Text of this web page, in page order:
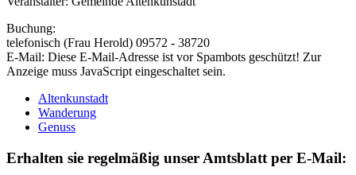
Buchung:
telefonisch (Frau Herold) 09572 - 38720
E-Mail: Diese E-Mail-Adresse ist vor Spambots geschützt! Zur
Anzeige muss JavaScript eingeschaltet sein.
Altenkunstadt
Wanderung
Genuss
Erhalten sie regelmäßig unser Amtsblatt per E-Mail: